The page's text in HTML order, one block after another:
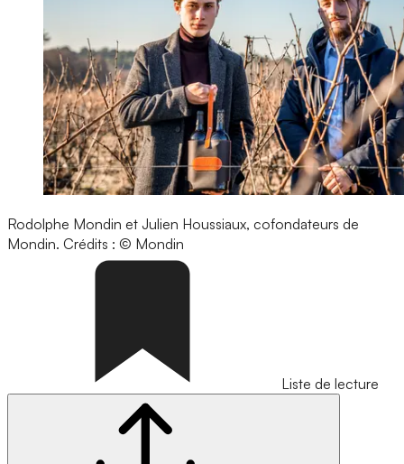
Rodolphe Mondin et Julien Houssiaux, cofondateurs de
Mondin. Crédits : © Mondin
Liste de lecture